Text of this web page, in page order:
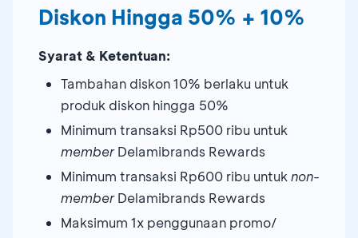
Diskon Hingga 50% + 10%
Syarat & Ketentuan:
Tambahan diskon 10% berlaku untuk
produk diskon hingga 50%
Minimum transaksi Rp500 ribu untuk
memberDelamibrands Rewards
Minimum transaksi Rp600 ribu untuk non-
memberDelamibrands Rewards
Maksimum 1x penggunaan promo/